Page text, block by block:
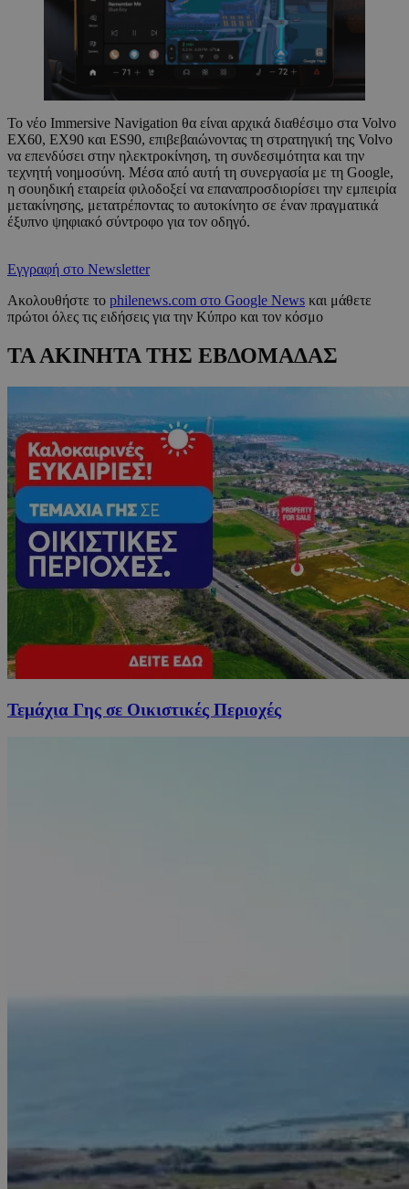
Το νέο Immersive Navigation θα είναι αρχικά διαθέσιμο στα Volvo
EX60, EX90 και ES90, επιβεβαιώνοντας τη στρατηγική της Volvo
να επενδύσει στην ηλεκτροκίνηση, τη συνδεσιμότητα και την
τεχνητή νοημοσύνη. Μέσα από αυτή τη συνεργασία με τη Google,
η σουηδική εταιρεία φιλοδοξεί να επαναπροσδιορίσει την εμπειρία
μετακίνησης, μετατρέποντας το αυτοκίνητο σε έναν πραγματικά
έξυπνο ψηφιακό σύντροφο για τον οδηγό.
Εγγραφή στο Newsletter
Ακολουθήστε το philenews.com στο Google News και μάθετε
πρώτοι όλες τις ειδήσεις για την Κύπρο και τον κόσμο
ΤΑ ΑΚΙΝΗΤΑ ΤΗΣ ΕΒΔΟΜΑΔΑΣ
Τεμάχια Γης σε Οικιστικές Περιοχές